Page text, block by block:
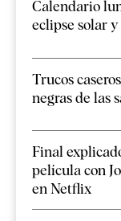
Calendario
eclipse solar
Trucos
negras de las
Final
película con
en Netflix